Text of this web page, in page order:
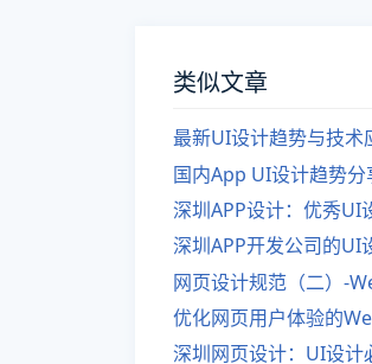
类似文章
最新UI设计趋势与技术
国内App UI设计趋势分
深圳APP设计：优秀UI
深圳APP开发公司的UI
网页设计规范（二）-
优化网页用户体验的
深圳网页设计：UI设计